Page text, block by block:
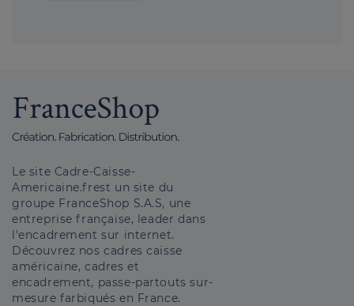
Le site Cadre-Caisse-
Americaine.frest un site du
groupe FranceShop S.A.S, une
entreprise française, leader dans
l'encadrement sur internet.
Découvrez nos cadres caisse
américaine, cadres et
encadrement, passe-partouts sur-
mesure farbiqués en France.